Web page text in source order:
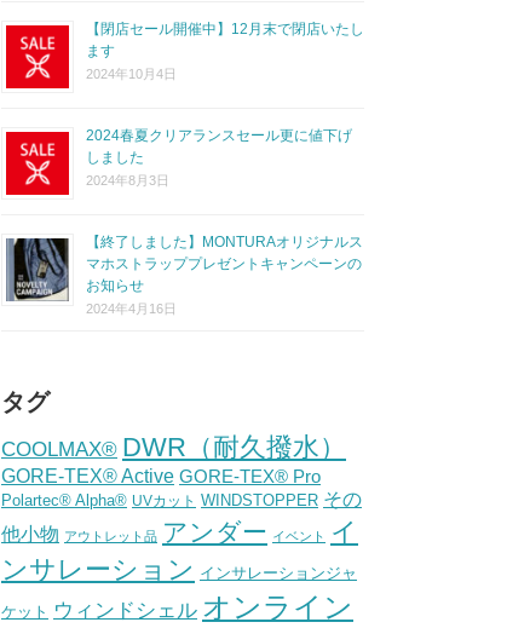
【閉店セール開催中】12月末で閉店いたし
ます
2024年10月4日
2024春夏クリアランスセール更に値下げ
しました
2024年8月3日
【終了しました】MONTURAオリジナルス
マホストラッププレゼントキャンペーンの
お知らせ
2024年4月16日
タグ
COOLMAX® DWR（耐久撥水）
GORE-TEX® Active GORE-TEX® Pro
Polartec® Alpha® UVカット WINDSTOPPER その
他小物 アウトレット品 アンダー イベント
イ
ンサレーション インサレーションジャ
ケット ウィンドシェル オンライン